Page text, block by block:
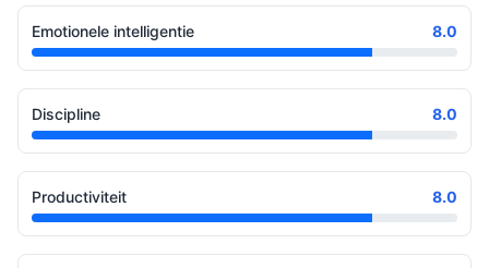
Emotionele intelligentie 8.0
Discipline 8.0
Productiviteit 8.0